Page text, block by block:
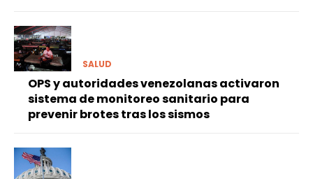
SALUD
OPS y autoridades venezolanas activaron
sistema de monitoreo sanitario para
prevenir brotes tras los sismos